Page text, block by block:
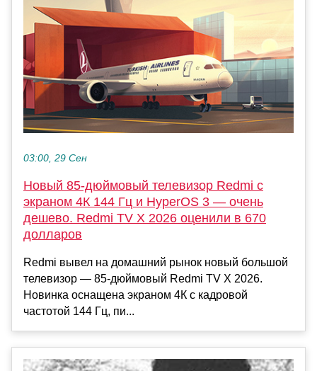
03:00, 29 Сен
Новый 85-дюймовый телевизор Redmi с
экраном 4К 144 Гц и HyperOS 3 — очень
дешево. Redmi TV X 2026 оценили в 670
долларов
Redmi вывел на домашний рынок новый большой
телевизор — 85-дюймовый Redmi TV X 2026.
Новинка оснащена экраном 4К с кадровой
частотой 144 Гц, пи...